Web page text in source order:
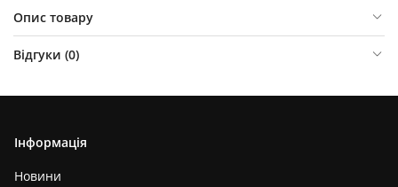
Опис товару
Відгуки (0)
Інформація
Новини